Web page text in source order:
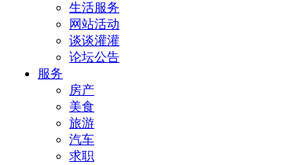
生活服务
网站活动
谈谈灌灌
论坛公告
服务
房产
美食
旅游
汽车
求职